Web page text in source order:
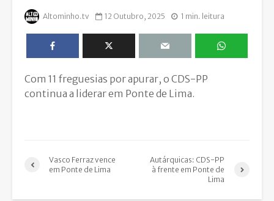
Altominho.tv 12 Outubro, 2025 1 min. leitura
Com 11 freguesias por apurar, o CDS-PP
continua a liderar em Ponte de Lima.
Vasco Ferraz vence
em Ponte de Lima
Autárquicas: CDS-PP
à frente em Ponte de
Lima